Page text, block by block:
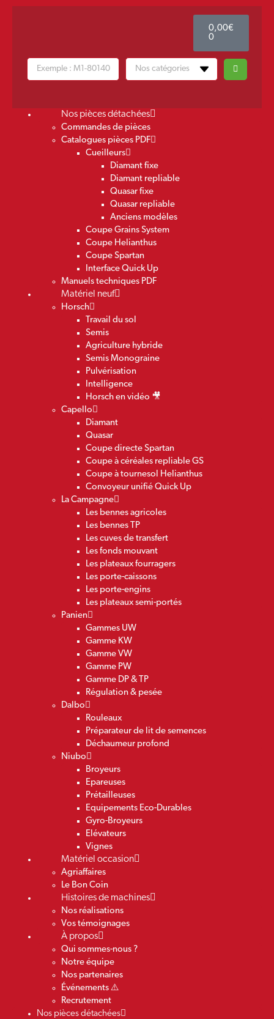
0,00€
0
Nos pièces détachées
Commandes de pièces
Catalogues pièces PDF
Cueilleurs
Diamant fixe
Diamant repliable
Quasar fixe
Quasar repliable
Anciens modèles
Coupe Grains System
Coupe Helianthus
Coupe Spartan
Interface Quick Up
Manuels techniques PDF
Matériel neuf
Horsch
Travail du sol
Semis
Agriculture hybride
Semis Monograine
Pulvérisation
Intelligence
Horsch en vidéo 🎥
Capello
Diamant
Quasar
Coupe directe Spartan
Coupe à céréales repliable GS
Coupe à tournesol Helianthus
Convoyeur unifié Quick Up
La Campagne
Les bennes agricoles
Les bennes TP
Les cuves de transfert
Les fonds mouvant
Les plateaux fourragers
Les porte-caissons
Les porte-engins
Les plateaux semi-portés
Panien
Gammes UW
Gamme KW
Gamme VW
Gamme PW
Gamme DP & TP
Régulation & pesée
Dalbo
Rouleaux
Préparateur de lit de semences
Déchaumeur profond
Niubo
Broyeurs
Epareuses
Prétailleuses
Equipements Eco-Durables
Gyro-Broyeurs
Elévateurs
Vignes
Matériel occasion
Agriaffaires
Le Bon Coin
Histoires de machines
Nos réalisations
Vos témoignages
À propos
Qui sommes-nous ?
Notre équipe
Nos partenaires
Événements ⚠️
Recrutement
Nos pièces détachées